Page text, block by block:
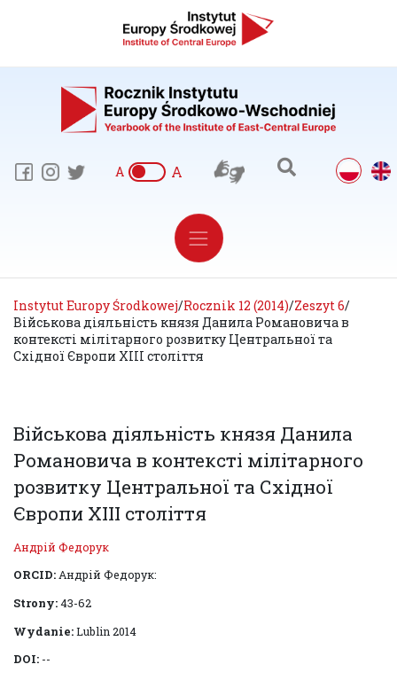
A A
Instytut Europy Środkowej/Rocznik 12 (2014)/Zeszyt 6/
Військова діяльність князя Данила Романовича в
контексті мілітарного розвитку Центральної та
Східної Європи ХІІІ століття
Військова діяльність князя Данила
Романовича в контексті мілітарного
розвитку Центральної та Східної
Європи ХІІІ століття
Андрій Федорук
ORCID:Андрій Федорук:
Strony:43-62
Wydanie:Lublin 2014
DOI: --